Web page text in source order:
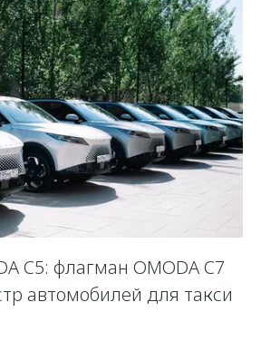
C5: флагман OMODA C7
автомобилей для такси